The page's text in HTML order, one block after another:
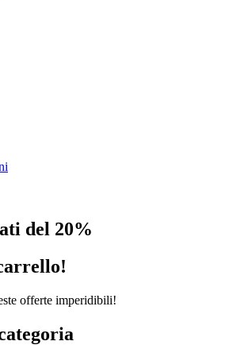
del 20%
offerte imperidibili!